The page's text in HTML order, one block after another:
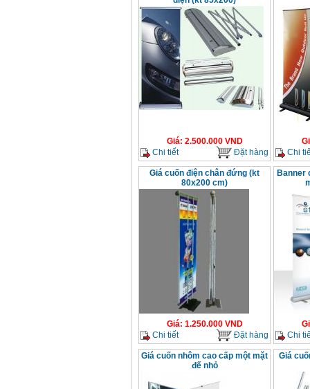
Giá: 2.500.000VND
Chi tiết
Đặt hàng
Chi
Giá cuốn điện chân đứng (kt
80x200 cm)
Giá: 1.250.000VND
Chi tiết
Đặt hàng
Banner
Chi
Giá cuốn nhôm cao cấp một mặt
đế nhỏ
Giá